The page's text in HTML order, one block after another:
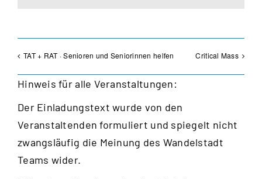
TAT + RAT · Senioren und Seniorinnen helfen Critical Mass
Hinweis für alle Veranstaltungen:
Der Einladungstext wurde von den
Veranstaltenden formuliert und spiegelt nicht
zwangsläufig die Meinung des Wandelstadt
Teams wider.